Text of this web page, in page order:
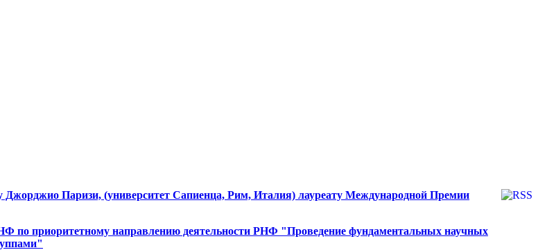
Джорджио Паризи, (университет Сапиенца, Рим, Италия) лауреату Международной Премии
по приоритетному направлению деятельности РНФ "Проведение фундаментальных научных